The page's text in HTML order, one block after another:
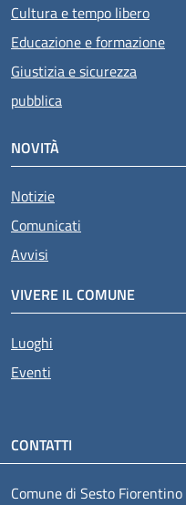
Cultura e tempo libero
Educazione e formazione
Giustizia e sicurezza
pubblica
NOVITÀ
Notizie
Comunicati
Avvisi
VIVERE IL COMUNE
Luoghi
Eventi
CONTATTI
Comune di Sesto Fiorentino